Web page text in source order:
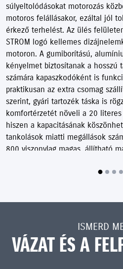
súlyeltolódásokat motorozás
motoros felállásakor, ezáltal jól
érkező terhelést. Az ülés
STROM logó kellemes
motoron. A gumiborítású,
kényelmet biztosítanak a hosszú
számára kapaszkodóként is
praktikusan az extra csomag
szerint, gyári tartozék táska is
komfortérzetét növeli a 20 literes
hiszen a kapacitásának
tankolások miatti megállások
800 viszonylag magas, állítható
elemzések során határozták
ISMERD
VÁZAT ÉS A